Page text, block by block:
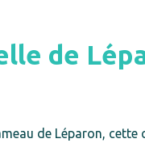
de
de Léparon, cette